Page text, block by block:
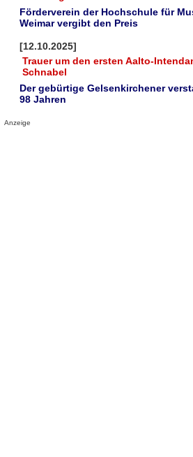
Förderverein der Hochschule für
Weimar vergibt den Preis
[12.10.2025]
Trauer um den ersten Aalto-
Schnabel
Der gebürtige Gelsenkirchener
98 Jahren
Anzeige